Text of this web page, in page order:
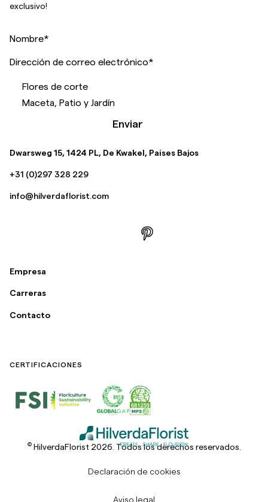
exclusivo!
Nombre*
Dirección de correo electrónico*
Flores de corte
Maceta, Patio y Jardín
Enviar
Dwarsweg 15, 1424 PL, De Kwakel, Países Bajos
+31 (0)297 328 229
info@hilverdaflorist.com
Empresa
Carreras
Contacto
CERTIFICACIONES
©HilverdaFlorist 2026. Todos los derechos reservados.
Declaración de cookies
Aviso legal